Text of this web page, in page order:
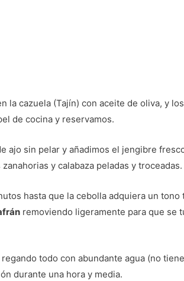
la cazuela (Tajín) con aceite de oliva, y
de cocina y reservamos.
ajo sin pelar y añadimos el jengibre
y calabaza peladas y troceadas.
hasta que la cebolla adquiera un tono
removiendo ligeramente para que se
todo con abundante agua (no
durante una hora y media.